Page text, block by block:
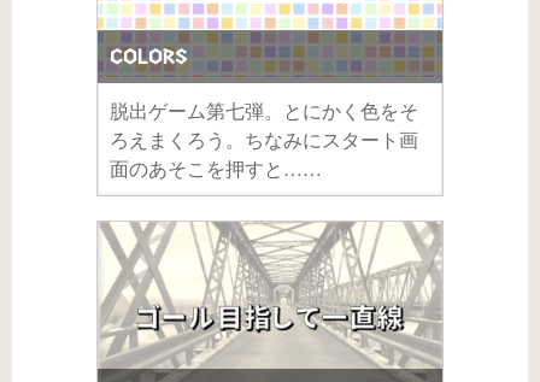
COLORS
脱出ゲーム第七弾。とにかく色をそ
ろえまくろう。ちなみにスタート画
面のあそこを押すと……